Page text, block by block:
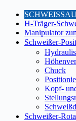
H-Träger-
Manipulator
Schweißer-
Chuck
Kopf-
Schweißer-